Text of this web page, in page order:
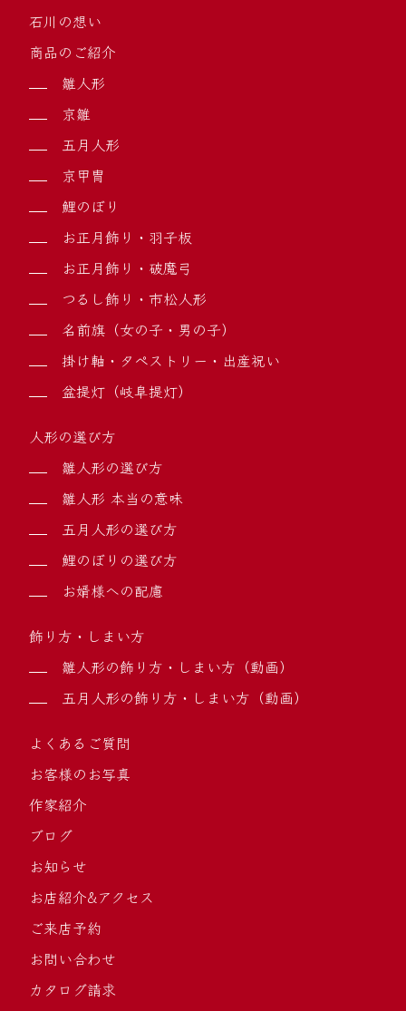
石川の想い
商品のご紹介
雛人形
京雛
五月人形
京甲冑
鯉のぼり
お正月飾り・羽子板
お正月飾り・破魔弓
つるし飾り・市松人形
名前旗（女の子・男の子）
掛け軸・タペストリー・出産祝い
盆提灯（岐阜提灯）
人形の選び方
雛人形の選び方
雛人形 本当の意味
五月人形の選び方
鯉のぼりの選び方
お婿様への配慮
飾り方・しまい方
雛人形の飾り方・しまい方（動画）
五月人形の飾り方・しまい方（動画）
よくあるご質問
お客様のお写真
作家紹介
ブログ
お知らせ
お店紹介&アクセス
ご来店予約
お問い合わせ
カタログ請求